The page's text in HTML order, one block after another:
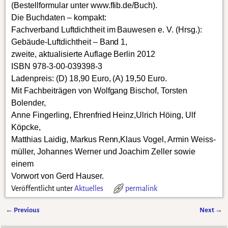
(Bestellformular unter www.flib.de/Buch).
Die Buchdaten – kompakt:
Fachverband Luftdichtheit im Bauwesen e. V. (Hrsg.):
Gebäude-Luftdichtheit – Band 1,
zweite, aktualisierte Auflage Berlin 2012
ISBN 978-3-00-039398-3
Ladenpreis: (D) 18,90 Euro, (A) 19,50 Euro.
Mit Fachbeiträgen von Wolfgang Bischof, Torsten
Bolender,
Anne Fingerling, Ehrenfried Heinz,Ulrich Höing, Ulf
Köpcke,
Matthias Laidig, Markus Renn,Klaus Vogel, Armin Weiss-
müller, Johannes Werner und Joachim Zeller sowie
einem
Vorwort von Gerd Hauser.
Veröffentlicht unter Aktuelles permalink
← Previous Next →